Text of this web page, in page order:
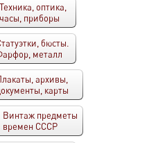
Техника, оптика,
часы, приборы
бюсты.
металл
архивы,
карты
Винтаж предметы
времен СССР